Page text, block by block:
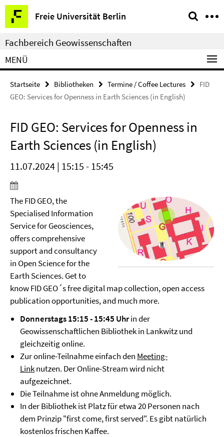
Springe
direkt
zu
Inhalt
Freie Universität Berlin
Service-
Navigation
Fachbereich Geowissenschaften
MENÜ
Startseite Bibliotheken Termine / Coffee Lectures
FID
GEO: Services for Openness in Earth Sciences (in English)
FID GEO: Services for Openness in
Earth Sciences (in English)
11.07.2024 | 15:15 - 15:45
The FID GEO, the
Specialised Information
Service for Geosciences,
offers comprehensive
support and consultancy
in Open Science for the
Earth Sciences. Get to
know FID GEO´s free digital map collection, open access
publication opportunities, and much more.
Donnerstags 15:15 - 15:45 Uhrin der
Geowissenschaftlichen Bibliothek in Lankwitz und
gleichzeitig online.
Zur online-Teilnahme einfach den Meeting-
Linknutzen. Der Online-Stream wird nicht
aufgezeichnet.
Die Teilnahme ist ohne Anmeldung möglich.
In der Bibliothek ist Platz für etwa 20 Personen nach
dem Prinzip "first come, first served". Es gibt natürlich
kostenlos frischen Kaffee.